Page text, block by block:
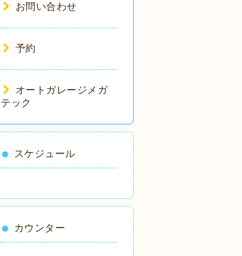
お問い合わせ
予約
オートガレージメガ
テック
スケジュール
カウンター